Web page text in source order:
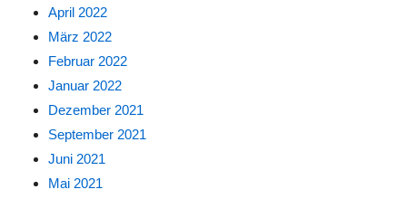
April 2022
März 2022
Februar 2022
Januar 2022
Dezember 2021
September 2021
Juni 2021
Mai 2021